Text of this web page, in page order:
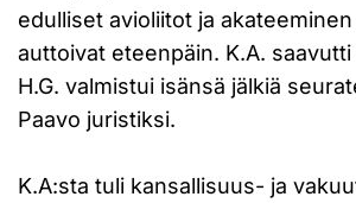
edulliset avioliitot ja
auttoivat eteenpäin. K.A.
H.G. valmistui isänsä jälkiä
Paavo juristiksi.
K.A:sta tuli kansallisuus- ja